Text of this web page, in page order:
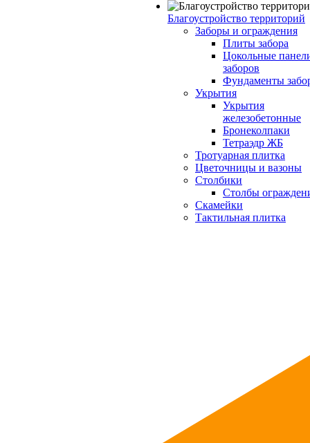
Благоустройство территорий
Заборы и ограждения
Плиты забора
Цокольные
заборов
Фундаменты
Укрытия
Укрытия
железобетонные
Бронеколпаки
Тетраэдр ЖБ
Тротуарная плитка
Цветочницы и вазоны
Столбики
Столбы
Скамейки
Тактильная плитка